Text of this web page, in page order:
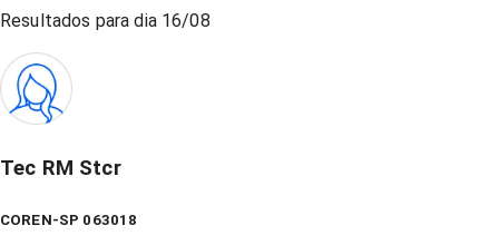
Resultados para dia 16/08
Tec RM Stcr
COREN-SP 063018